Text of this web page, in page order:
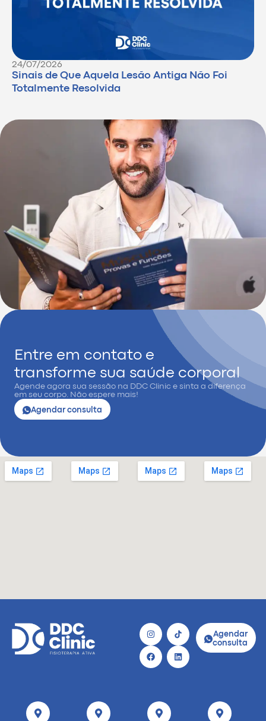
24/07/2026
Sinais de Que Aquela Lesão Antiga Não Foi
Totalmente Resolvida
Entre em contato e
transforme sua saúde corporal
Agende agora sua sessão na DDC Clinic e sinta a diferença
em seu corpo. Não espere mais!
Agendar consulta
Agendar
consulta